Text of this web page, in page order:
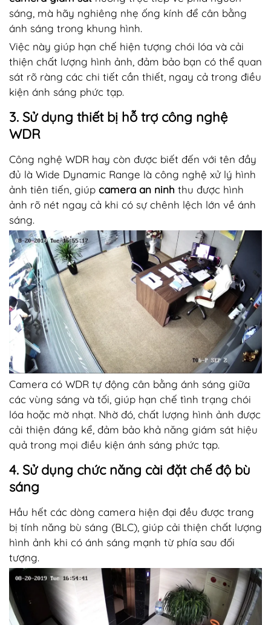
sáng, mà hãy nghiêng nhẹ ống kính để cân bằng
ánh sáng trong khung hình.
Việc này giúp hạn chế hiện tượng chói lóa và cải
thiện chất lượng hình ảnh, đảm bảo bạn có thể quan
sát rõ ràng các chi tiết cần thiết, ngay cả trong điều
kiện ánh sáng phức tạp.
3. Sử dụng thiết bị hỗ trợ công nghệ
WDR
Công nghệ WDR hay còn được biết đến với tên đầy
đủ là Wide Dynamic Range là công nghệ xử lý hình
ảnh tiên tiến, giúp camera an ninh thu được hình
ảnh rõ nét ngay cả khi có sự chênh lệch lớn về ánh
sáng.
Camera có WDR tự động cân bằng ánh sáng giữa
các vùng sáng và tối, giúp hạn chế tình trạng chói
lóa hoặc mờ nhạt. Nhờ đó, chất lượng hình ảnh được
cải thiện đáng kể, đảm bảo khả năng giám sát hiệu
quả trong mọi điều kiện ánh sáng phức tạp.
4. Sử dụng chức năng cài đặt chế độ bù
sáng
Hầu hết các dòng camera hiện đại đều được trang
bị tính năng bù sáng (BLC), giúp cải thiện chất lượng
hình ảnh khi có ánh sáng mạnh từ phía sau đối
tượng.